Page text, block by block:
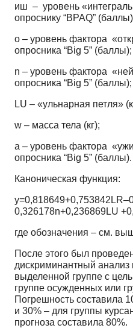
иш – уровень
опроснику “BPAQ”
o – уровень фактора
опросника “Big 5” (баллы);
n – уровень фактора
опросника “Big 5” (баллы);
LU – «ульнарная петля»
w – масса тела (кг);
a – уровень фактора
опросника “Big 5” (баллы).
Каноническая функция:
0,326178n+0,236869LU
где обозначения – см.
После этого был
дискриминантный анализ
выделенной группе с
группе осужденных или
Погрешность составила
и 30% – для группы
прогноза составила 80%.